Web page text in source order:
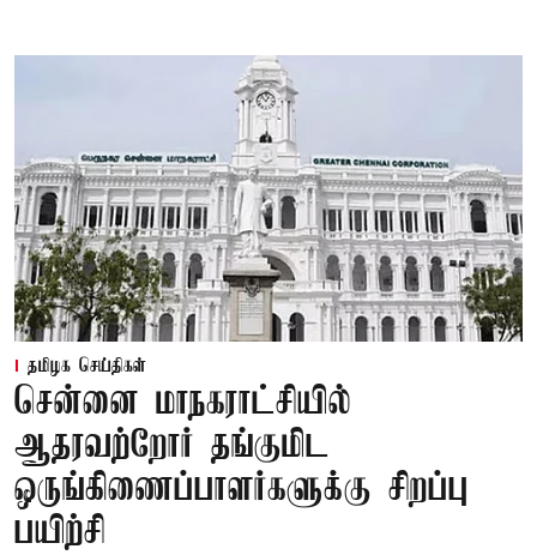
தமிழக செய்திகள்
சென்னை மாநகராட்சியில்
ஆதரவற்றோர் தங்குமிட
ஒருங்கிணைப்பாளர்களுக்கு சிறப்பு
பயிற்சி